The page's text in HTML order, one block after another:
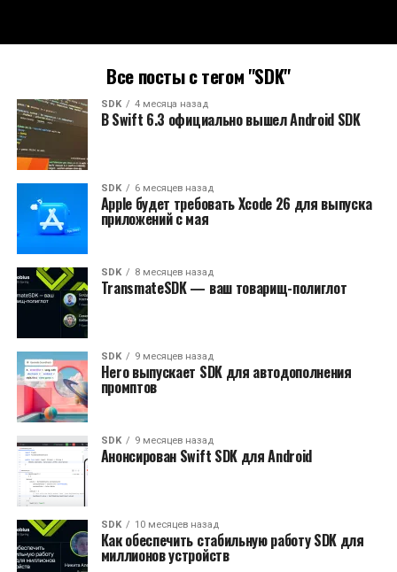
Все посты с тегом "SDK"
SDK 4 месяца назад
В Swift 6.3 официально вышел Android SDK
SDK 6 месяцев назад
Apple будет требовать Xcode 26 для выпуска
приложений с мая
SDK 8 месяцев назад
TransmateSDK — ваш товарищ-полиглот
SDK 9 месяцев назад
Hero выпускает SDK для автодополнения
промптов
SDK 9 месяцев назад
Анонсирован Swift SDK для Android
SDK 10 месяцев назад
Как обеспечить стабильную работу SDK для
миллионов устройств